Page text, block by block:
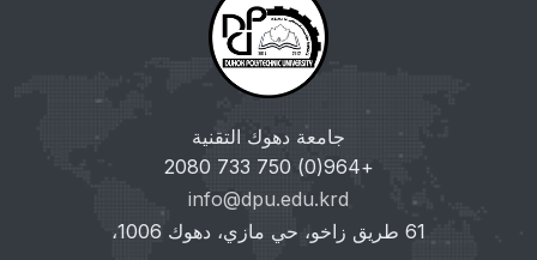
جامعة دهوك التقنية
+964(0) 750 733 2080
info@dpu.edu.krd
61 طريق زاخو، حي مازي، دهوك 1006،